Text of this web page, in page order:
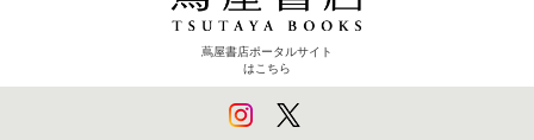
蔦屋書店ポータルサイト
はこちら